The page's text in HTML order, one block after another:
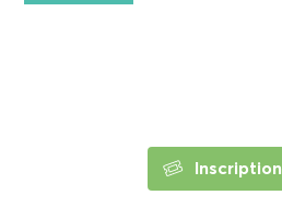
Inscription